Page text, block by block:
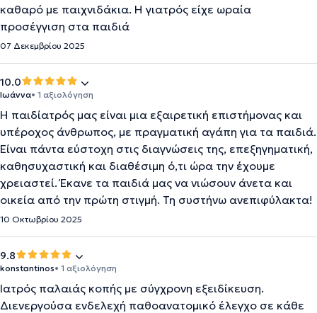
καθαρό με παιχνιδάκια. Η γιατρός είχε ωραία
προσέγγιση στα παιδιά
07 Δεκεμβρίου 2025
10.0
Ιωάννα• 1 αξιολόγηση
Η παιδίατρός μας είναι μια εξαιρετική επιστήμονας και
υπέροχος άνθρωπος, με πραγματική αγάπη για τα παιδιά.
Είναι πάντα εύστοχη στις διαγνώσεις της, επεξηγηματική,
καθησυχαστική και διαθέσιμη ό,τι ώρα την έχουμε
χρειαστεί. Έκανε τα παιδιά μας να νιώσουν άνετα και
οικεία από την πρώτη στιγμή. Τη συστήνω ανεπιφύλακτα!
10 Οκτωβρίου 2025
9.8
konstantinos• 1 αξιολόγηση
Ιατρός παλαιάς κοπής με σύγχρονη εξειδίκευση.
Διενεργούσα ενδελεχή παθοανατομικό έλεγχο σε κάθε